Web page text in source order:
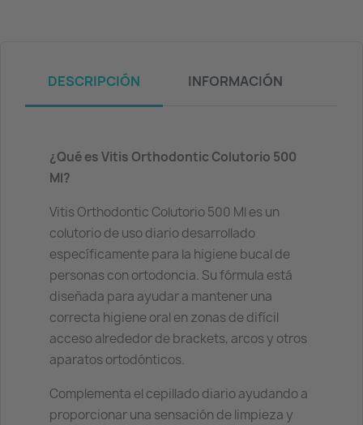
DESCRIPCIÓN INFORMACIÓN
¿Qué es Vitis Orthodontic Colutorio 500
Ml?
Vitis Orthodontic Colutorio 500 Ml es un
colutorio de uso diario desarrollado
específicamente para la higiene bucal de
personas con ortodoncia. Su fórmula está
diseñada para ayudar a mantener una
correcta higiene oral en zonas de difícil
acceso alrededor de brackets, arcos y otros
aparatos ortodónticos.
Complementa el cepillado diario ayudando a
proporcionar una sensación de limpieza y